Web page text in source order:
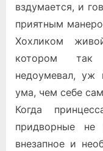
вздумается, и
приятным
Хохликом
котором так
недоумевал,
ума, чем себе
Когда
придворные не
внезапное и